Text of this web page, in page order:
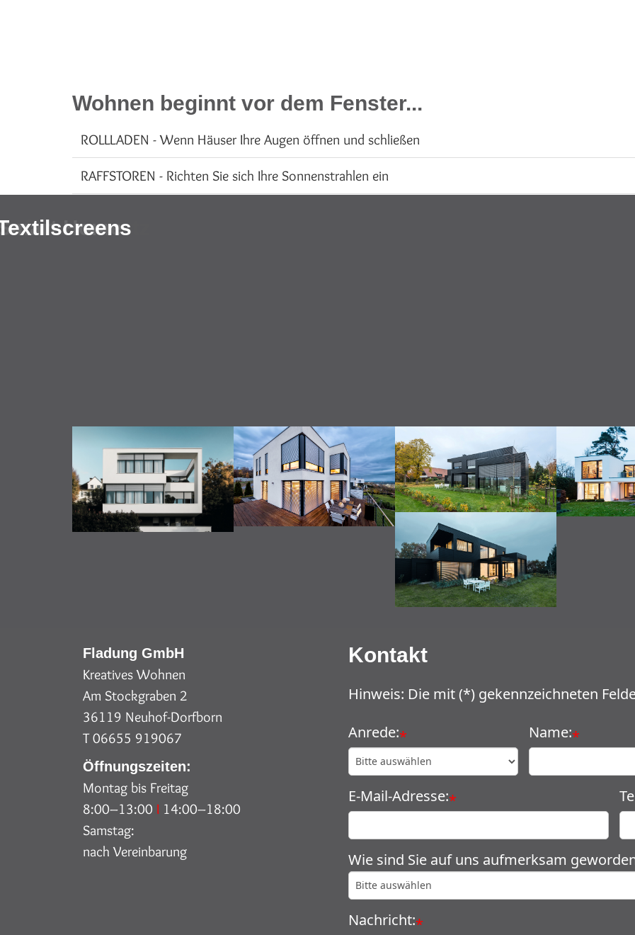
Home
Wohnen beginnt vor dem Fenster...
ROLLLADEN - Wenn Häuser Ihre Augen öffnen und schließen
RAFFSTOREN - Richten Sie sich Ihre Sonnenstrahlen ein
Fladung GmbH
Kreatives Wohnen
Am Stockgraben 2
36119 Neuhof-Dorfborn
T 06655 919067
Öffnungszeiten:
Montag bis Freitag
8:00–13:00 I 14:00–18:00
Samstag:
nach Vereinbarung
Kontakt
Hinweis: Die mit (*) gekennzeichneten
Anrede:* Name:*
E-Mail-Adresse:*
Wie sind Sie auf uns aufmerksam
Nachricht:*